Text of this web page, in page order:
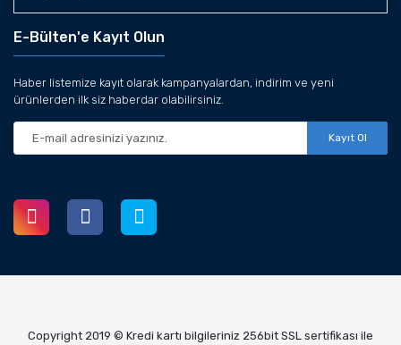
E-Bülten'e Kayıt Olun
Haber listemize kayıt olarak kampanyalardan, indirim ve yeni
ürünlerden ilk siz haberdar olabilirsiniz.
Kayıt Ol
Copyright 2019 © Kredi kartı bilgileriniz 256bit SSL sertifikası ile